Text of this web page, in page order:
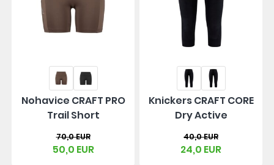
Nohavice CRAFT PRO
Trail Short
70,0 EUR
50,0 EUR
Knickers CRAFT CORE
Dry Active
40,0 EUR
24,0 EUR